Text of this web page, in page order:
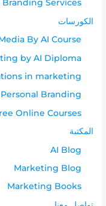
Branding Services
الكورسات
By AI Course
by AI Diploma
in marketing
Personal Branding
Online Courses
المكتبة
AI Blog
Marketing Blog
Marketing Books